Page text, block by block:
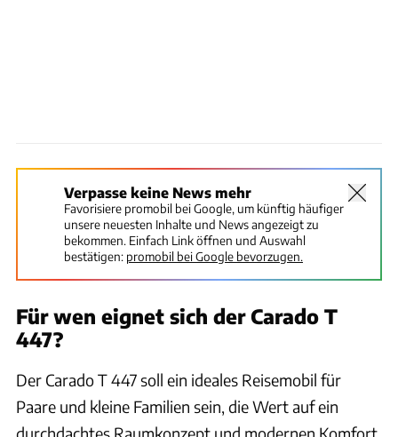
Verpasse keine News mehr
Favorisiere promobil bei Google, um künftig häufiger
unsere neuesten Inhalte und News angezeigt zu
bekommen. Einfach Link öffnen und Auswahl
bestätigen: promobil bei Google bevorzugen.
Für wen eignet sich der Carado T
447?
Der Carado T 447 soll ein ideales Reisemobil für
Paare und kleine Familien sein, die Wert auf ein
durchdachtes Raumkonzept und modernen Komfort